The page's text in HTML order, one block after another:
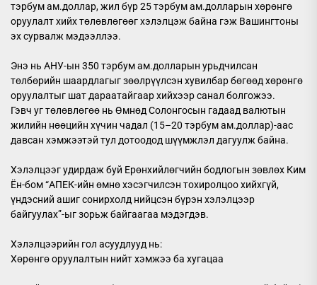
тэрбум ам.доллар, жил бүр 25 тэрбум ам.долларын хөрөнгө
оруулалт хийх төлөвлөгөөг хэлэлцэж байна гэж Вашингтоны
эх сурвалж мэдээллээ.
Энэ нь АНУ-ын 350 тэрбум ам.долларын урьдчилсан
төлбөрийн шаардлагыг зөөлрүүлсэн хувилбар бөгөөд хөрөнгө
оруулалтыг шат дараатайгаар хийхээр санал болгожээ.
Гэвч уг төлөвлөгөө нь Өмнөд Солонгосын гадаад валютын
жилийн нөөцийн хүчин чадал (15–20 тэрбум ам.доллар)-аас
давсан хэмжээтэй тул дотоодод шүүмжлэл дагуулж байна.
Хэлэлцээг удирдаж буй Ерөнхийлөгчийн бодлогын зөвлөх Ким
Ён-бом “АПЕК-ийн өмнө хэсэгчилсэн тохиролцоо хийхгүй,
үндэсний ашиг сонирхолд нийцсэн бүрэн хэлэлцээр
байгуулах”-ыг зорьж байгаагаа мэдэгдэв.
Хэлэлцээрийн гол асуудлууд нь:
Хөрөнгө оруулалтын нийт хэмжээ ба хугацаа